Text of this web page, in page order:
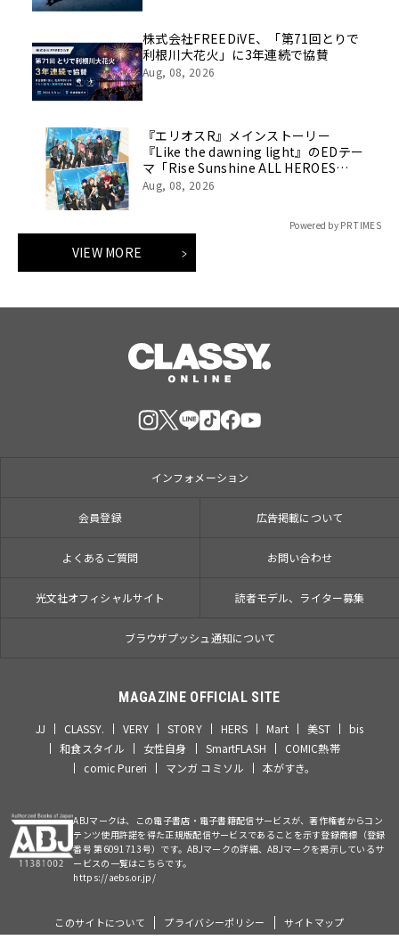
株式会社FREEDiVE、「第71回とりで
利根川大花火」に3年連続で協賛
Aug, 08, 2026
『エリオスR』メインストーリー
『Like the dawning light』のEDテー
マ「Rise Sunshine ALL HEROES
Ver.」がフルサイズ配信決定！
Aug, 08, 2026
Powered by PR TIMES
VIEW MORE
インフォメーション
会員登録 広告掲載について
よくあるご質問 お問い合わせ
光文社オフィシャルサイト 読者モデル、ライター募集
ブラウザプッシュ通知について
MAGAZINE OFFICIAL SITE
JJ CLASSY. VERY STORY HERS Mart 美ST
bis
和食スタイル
女性自身 SmartFLASH
COMIC熱帯
comic Pureri
マンガ コミソル 本がすき。
ABJマークは、この電子書店・電子書籍配信サービスが、著作権者からコン
テンツ使用許諾を得た正規版配信サービスであることを示す登録商標（登録
番号 第6091713号）です。ABJマークの詳細、ABJマークを掲示しているサ
ービスの一覧はこちらです。
https://aebs.or.jp/
このサイトについて プライバシーポリシー サイトマップ